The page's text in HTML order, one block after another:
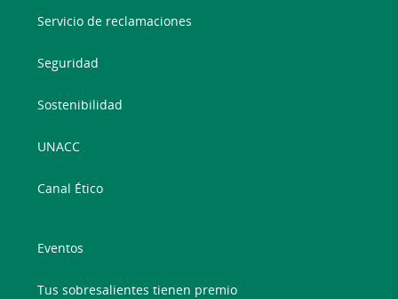
Servicio de reclamaciones
Seguridad
Sostenibilidad
UNACC
Canal Ético
Eventos
Tus sobresalientes tienen premio